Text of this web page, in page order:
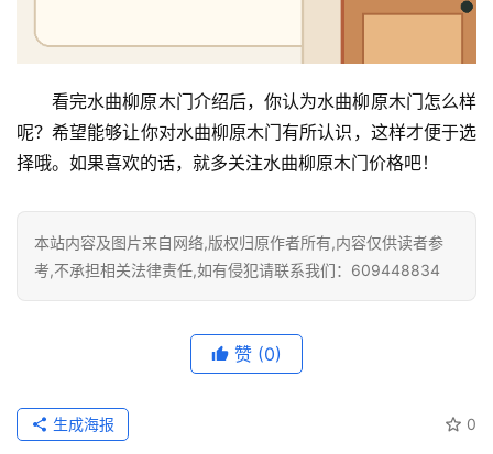
我
看完水曲柳原木门介绍后，你认为水曲柳原木门怎么样
呢？希望能够让你对水曲柳原木门有所认识，这样才便于选
择哦。如果喜欢的话，就多关注水曲柳原木门价格吧！
本站内容及图片来自网络,版权归原作者所有,内容仅供读者参
考,不承担相关法律责任,如有侵犯请联系我们：609448834
赞 (0)
0
生成海报